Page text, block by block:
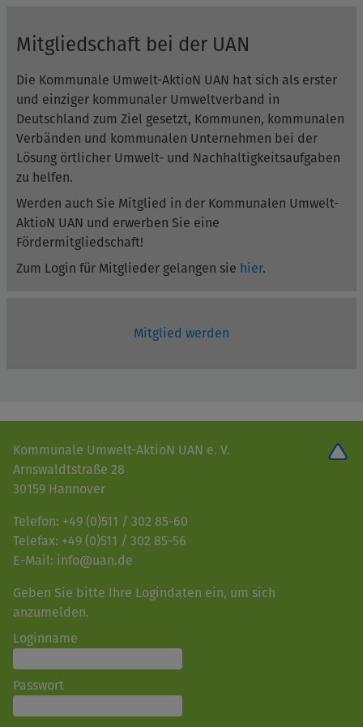
Mitgliedschaft bei der UAN
Die Kommunale Umwelt-AktioN UAN hat sich als erster
und einziger kommunaler Umweltverband in
Deutschland zum Ziel gesetzt, Kommunen, kommunalen
Verbänden und kommunalen Unternehmen bei der
Lösung örtlicher Umwelt- und Nachhaltigkeitsaufgaben
zu helfen.
Werden auch Sie Mitglied in der Kommunalen Umwelt-
AktioN UAN und erwerben Sie eine
Fördermitgliedschaft!
Zum Login für Mitglieder gelangen sie hier.
Mitglied werden
Kommunale Umwelt-AktioN UAN e. V.
Arnswaldtstraße 28
30159 Hannover
Telefon: +49 (0)511 / 302 85-60
Telefax: +49 (0)511 / 302 85-56
E-Mail: info@uan.de
Geben Sie bitte Ihre Logindaten ein, um sich
anzumelden.
Loginname
Passwort